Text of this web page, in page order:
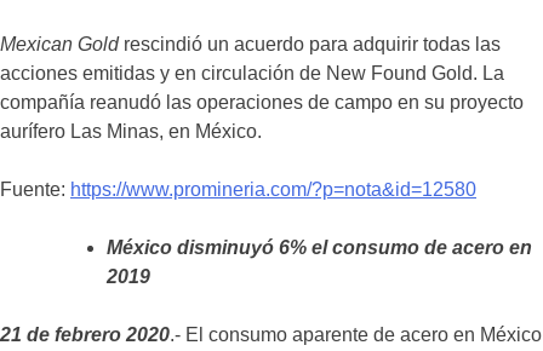
Mexican Gold rescindió un acuerdo para adquirir todas las
acciones emitidas y en circulación de New Found Gold. La
compañía reanudó las operaciones de campo en su proyecto
aurífero Las Minas, en México.
Fuente: https://www.promineria.com/?p=nota&id=12580
México disminuyó 6% el consumo de acero en
2019
21 de febrero 2020.- El consumo aparente de acero en México